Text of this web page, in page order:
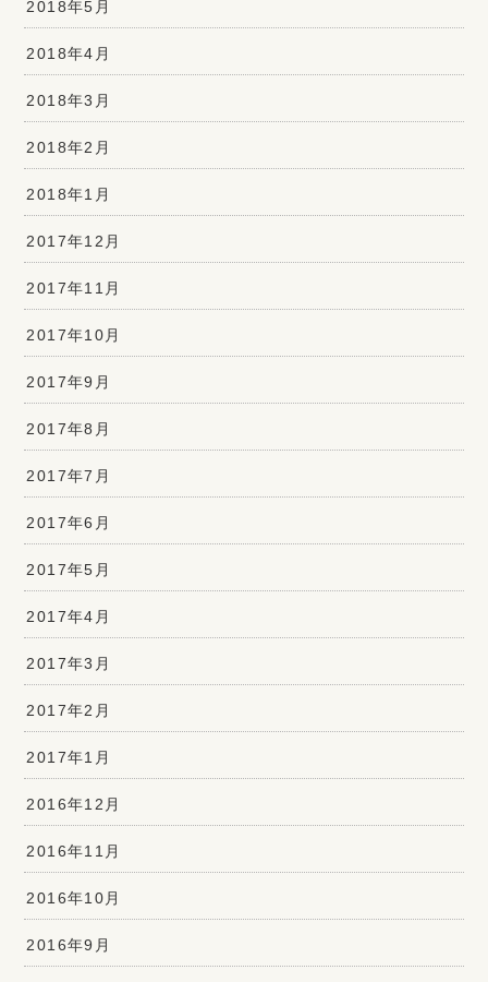
2018年5月
2018年4月
2018年3月
2018年2月
2018年1月
2017年12月
2017年11月
2017年10月
2017年9月
2017年8月
2017年7月
2017年6月
2017年5月
2017年4月
2017年3月
2017年2月
2017年1月
2016年12月
2016年11月
2016年10月
2016年9月